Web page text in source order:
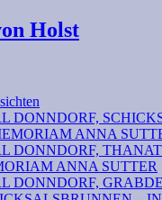
Holst
DONNDORF,
ANNA
DONNDORF,
ANNA SUTTER
DONNDORF,